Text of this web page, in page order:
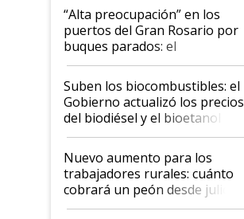
“Alta preocupación” en los
puertos del Gran Rosario por
buques parados: el
funcionamiento de las
exportadoras en tensión tras
la medida de fuerza de los
prácticos
Suben los biocombustibles: el
Gobierno actualizó los precios
del biodiésel y el bioetanol
Nuevo aumento para los
trabajadores rurales: cuánto
cobrará un peón desde julio